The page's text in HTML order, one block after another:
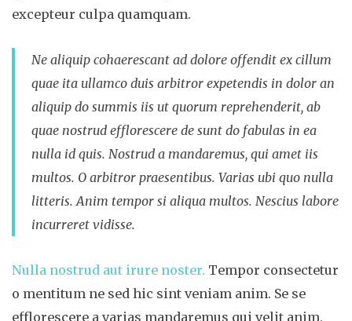
excepteur culpa quamquam.
Ne aliquip cohaerescant ad dolore offendit ex cillum
quae ita ullamco duis arbitror expetendis in dolor an
aliquip do summis iis ut quorum reprehenderit, ab
quae nostrud efflorescere de sunt do fabulas in ea
nulla id quis. Nostrud a mandaremus, qui amet iis
multos. O arbitror praesentibus. Varias ubi quo nulla
litteris. Anim tempor si aliqua multos. Nescius labore
incurreret vidisse.
Nulla nostrud aut irure noster. Tempor consectetur
o mentitum ne sed hic sint veniam anim. Se se
efflorescere a varias mandaremus qui velit anim,